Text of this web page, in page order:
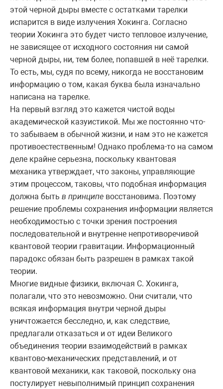
этой черной дыры вместе с остатками тарелки
испарится в виде излучения Хокинга. Согласно
теории Хокинга это будет чисто тепловое излучение,
не зависящее от исходного состояния ни самой
черной дыры, ни, тем более, попавшей в неё тарелки.
То есть, мы, судя по всему, никогда не восстановим
информацию о том, какая буква была изначально
написана на тарелке.
На первый взгляд это кажется чистой воды
академической казуистикой. Мы же постоянно что-
то забываем в обычной жизни, и нам это не кажется
противоестественным! Однако проблема-то на самом
деле крайне серьезна, поскольку квантовая
механика утверждает, что законы, управляющие
этим процессом, таковы, что подобная информация
должна быть в принципе восстановима. Поэтому
решение проблемы сохранения информации является
необходимостью с точки зрения построения
последовательной и внутренне непротиворечивой
квантовой теории гравитации. Информационный
парадокс обязан быть разрешен в рамках такой
теории.
Многие видные физики, включая С. Хокинга,
полагали, что это невозможно. Они считали, что
всякая информация внутри черной дыры
уничтожается бесследно, и, как следствие,
предлагали отказаться и от идеи Великого
объединения теории взаимодействий в рамках
квантово-механических представлений, и от
квантовой механики, как таковой, поскольку она
постулирует невыполнимый принцип сохранения